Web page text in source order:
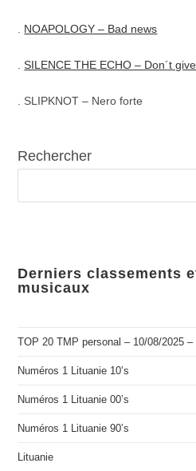
NOAPOLOGY – Bad news
.SILENCE THE ECHO – Don´t
. SLIPKNOT – Nero forte
Rechercher
Derniers classements
musicaux
TOP 20 TMP personal – 10/08/2025 –
Numéros 1 Lituanie 10’s
Numéros 1 Lituanie 00’s
Numéros 1 Lituanie 90’s
Lituanie